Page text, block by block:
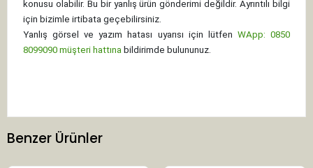
konusu olabilir. Bu bir yanlış ürün gönderimi değildir. Ayrıntılı bilgi
için bizimle irtibata geçebilirsiniz.
Yanlış görsel ve yazım hatası uyarısı için lütfen WApp: 0850
8099090 müşteri hattına bildirimde bulununuz.
Benzer Ürünler